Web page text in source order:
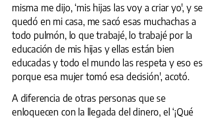
misma me dijo, ‘mis hijas las voy a criar yo', y se
quedó en mi casa, me sacó esas muchachas a
todo pulmón, lo que trabajé, lo trabajé por la
educación de mis hijas y ellas están bien
educadas y todo el mundo las respeta y eso es
porque esa mujer tomó esa decisión', acotó.
A diferencia de otras personas que se
enloquecen con la llegada del dinero, el ‘¡Qué